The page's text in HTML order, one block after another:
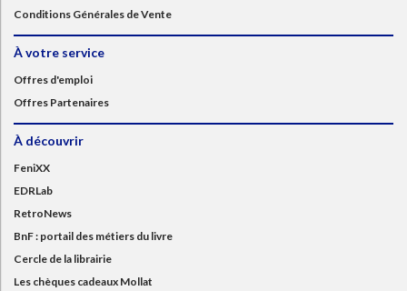
Conditions Générales de Vente
À votre service
Offres d'emploi
Offres Partenaires
À découvrir
FeniXX
EDRLab
RetroNews
BnF : portail des métiers du livre
Cercle de la librairie
Les chèques cadeaux Mollat